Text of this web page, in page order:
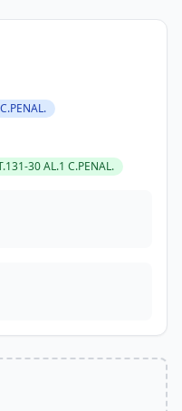
30 AL.1 C.PENAL.